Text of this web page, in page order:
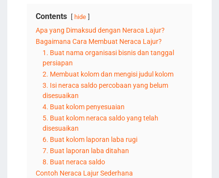
Contents hide
Apa yang Dimaksud dengan Neraca Lajur?
Bagaimana Cara Membuat Neraca Lajur?
1. Buat nama organisasi bisnis dan tanggal
persiapan
2. Membuat kolom dan mengisi judul kolom
3. Isi neraca saldo percobaan yang belum
disesuaikan
4. Buat kolom penyesuaian
5. Buat kolom neraca saldo yang telah
disesuaikan
6. Buat kolom laporan laba rugi
7. Buat laporan laba ditahan
8. Buat neraca saldo
Contoh Neraca Lajur Sederhana